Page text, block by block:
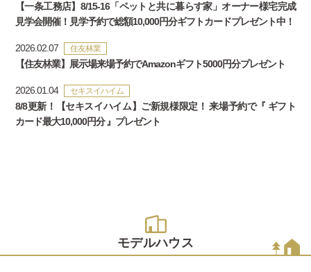
【一条工務店】8/15-16「ペットと共に暮らす家」オーナー様宅完成
見学会開催！見学予約で総額10,000円分ギフトカードプレゼント中！
2026.02.07 住友林業
【住友林業】展示場来場予約でAmazonギフト5000円分プレゼント
2026.01.04 セキスイハイム
8/8更新！【セキスイハイム】ご新規様限定！ 来場予約で『 ギフト
カード最大10,000円分 』プレゼント
モデルハウス